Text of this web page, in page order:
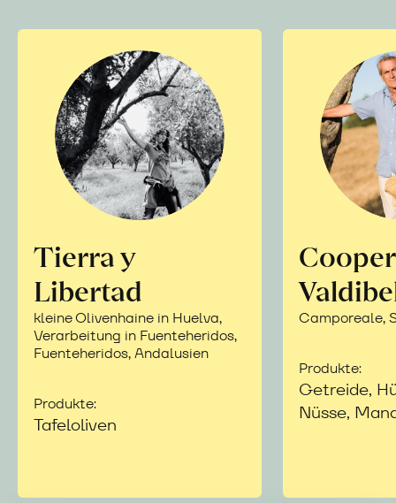
Tierra y
Libertad
kleine Olivenhaine in Huelva,
Verarbeitung in Fuenteheridos,
Fuenteheridos, Andalusien
Produkte:
Tafeloliven
Camporeale,
Produkte:
Getreide,
Nüsse,